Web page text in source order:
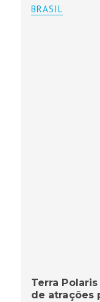
BRASIL
Terra
de atrações